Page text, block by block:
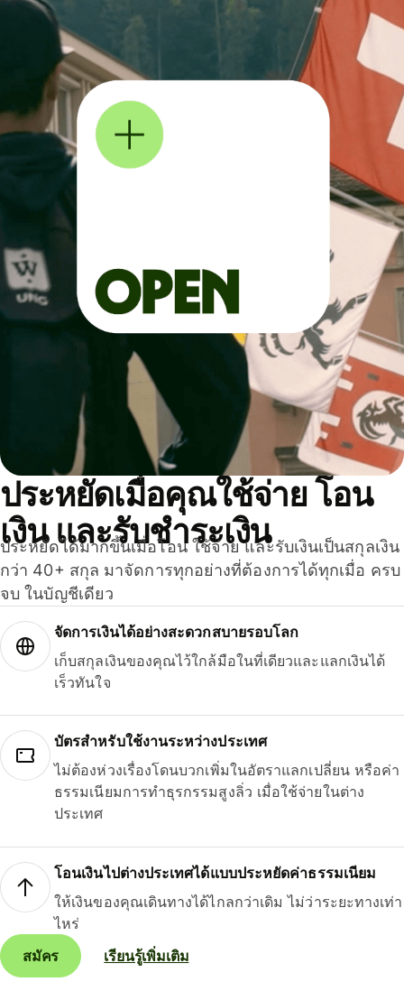
ประหยัดเมื่อคุณใช้จ่าย โอน
เงิน และรับชำระเงิน
ประหยัดได้มากขึ้นเมื่อโอน ใช้จ่าย และรับเงินเป็นสกุลเงิน
กว่า 40+ สกุล มาจัดการทุกอย่างที่ต้องการได้ทุกเมื่อ ครบ
จบ ในบัญชีเดียว
จัดการเงินได้อย่างสะดวกสบายรอบโลก
เก็บสกุลเงินของคุณไว้ใกล้มือในที่เดียวและแลกเงินได้
เร็วทันใจ
บัตรสำหรับใช้งานระหว่างประเทศ
ไม่ต้องห่วงเรื่องโดนบวกเพิ่มในอัตราแลกเปลี่ยน หรือค่า
ธรรมเนียมการทำธุรกรรมสูงลิ่ว เมื่อใช้จ่ายในต่าง
ประเทศ
โอนเงินไปต่างประเทศได้แบบประหยัดค่าธรรมเนียม
ให้เงินของคุณเดินทางได้ไกลกว่าเดิม ไม่ว่าระยะทางเท่า
ไหร่
สมัคร
เรียนรู้เพิ่มเติม